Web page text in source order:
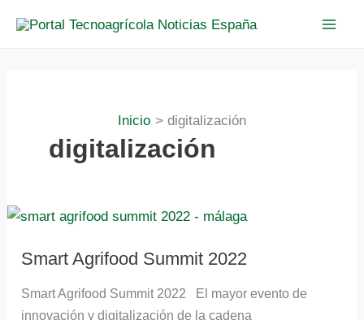
Inicio digitalización
digitalización
Smart Agrifood Summit 2022
Smart Agrifood Summit 2022 El mayor evento de
innovación y digitalización de la cadena
Smart
Agrifood